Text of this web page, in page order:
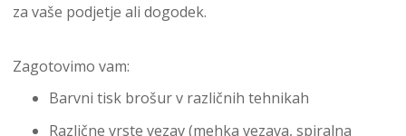
za vaše podjetje ali dogodek.
Zagotovimo vam:
Barvni tisk brošur v različnih tehnikah
Različne vrste vezav (mehka vezava, spiralna